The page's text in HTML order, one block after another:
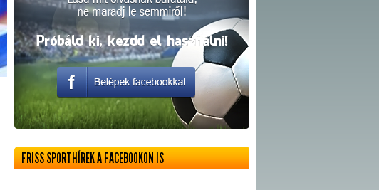
FRISS SPORTHÍREK A FACEBOOKON IS